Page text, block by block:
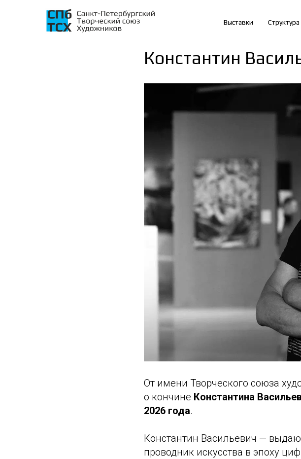
Выставки
Константин
От имени Творческого союза
о кончине Константина
2026 года.
Константин Васильевич —
проводник искусства в эпоху